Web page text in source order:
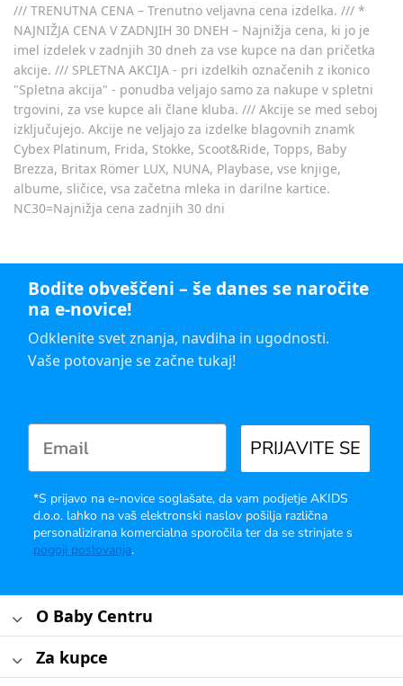
/// TRENUTNA CENA – Trenutno veljavna cena izdelka. /// *
NAJNIŽJA CENA V ZADNJIH 30 DNEH – Najnižja cena, ki jo je
imel izdelek v zadnjih 30 dneh za vse kupce na dan pričetka
akcije. /// SPLETNA AKCIJA - pri izdelkih označenih z ikonico
"Spletna akcija" - ponudba veljajo samo za nakupe v spletni
trgovini, za vse kupce ali člane kluba. /// Akcije se med seboj
izključujejo. Akcije ne veljajo za izdelke blagovnih znamk
Cybex Platinum, Frida, Stokke, Scoot&Ride, Topps, Baby
Brezza, Britax Römer LUX, NUNA, Playbase, vse knjige,
albume, sličice, vsa začetna mleka in darilne kartice.
NC30=Najnižja cena zadnjih 30 dni
Bodite obveščeni – še danes se naročite
na e-novice!
Odklenite svet znanja, navdiha in ugodnosti.
Vaše potovanje se začne tukaj!
PRIJAVITE SE
*S prijavo na e-novice soglašate, da vam podjetje AKIDS
d.o.o. lahko na vaš elektronski naslov pošilja različna
personalizirana komercialna sporočila ter da se strinjate s
pogoji poslovanja.
O Baby Centru
Za kupce